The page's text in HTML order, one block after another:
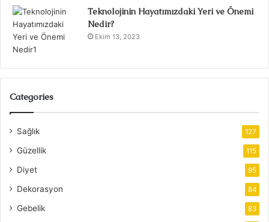
Teknolojinin Hayatımızdaki Yeri ve Önemi
Nedir?
Ekim 13, 2023
Categories
Sağlık 127
Güzellik 115
Diyet 95
Dekorasyon 84
Gebelik 83